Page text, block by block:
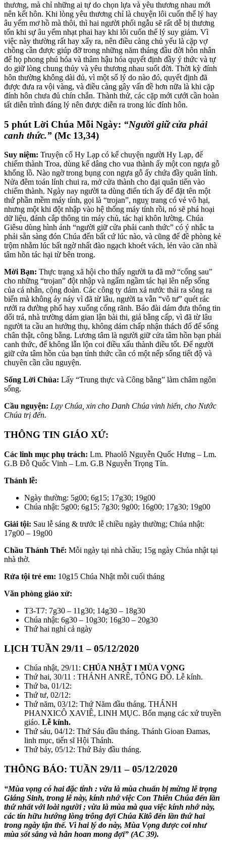
thương, mà chỉ những ai tự do chọn lựa và yêu thương nhau mới
nên kết hôn. Khi lòng yêu thương chỉ là chuyện lôi cuốn thể lý hay
âu yếm mơ hồ mà thôi, thì hai người phối ngẫu sẽ rất dễ bị thương
tổn khi sự âu yếm nhạt phai hay khi lôi cuốn thể lý suy giảm. Vì
việc này thường rất hay xẩy ra, nên điều càng chủ yếu là cặp vợ
chồng cần được giúp đỡ trong những năm tháng đầu đời hôn nhân
để họ phong phú hóa và thâm hậu hóa quyết định đầy ý thức và tự
do giữ lòng chung thủy và yêu thương nhau suốt đời. Thời kỳ đính
hôn thường không dài đủ, vì một số lý do nào đó, quyết định đã
được đưa ra vội vàng, và điều càng gây vấn đề hơn nữa là khi cặp
đính hôn chưa đủ chín chắn. Thành thử, các cặp mới cưới cần hoàn
tất diễn trình đáng lý nên được diễn ra trong lúc đính hôn.
5 phút Lời Chúa Mỗi Ngày: “Người giữ cửa phải
canh thức.” (Mc 13,34)
Suy niệm: Truyện cổ Hy Lạp có kể chuyện người Hy Lạp, để
chiếm thành Troa, dùng kế dâng cho vua thành ấy một con ngựa gỗ
khổng lồ. Nào ngờ trong bụng con ngựa gỗ ấy chứa đầy quân lính.
Nửa đêm toán lính chui ra, mở cửa thành cho đại quân tiến vào
chiếm thành. Ngày nay người ta dùng điển tích ấy để đặt tên một
thứ phần mềm máy tính, gọi là “trojan”, nguỵ trang có vẻ vô hại,
nhưng một khi đột nhập vào hệ thống máy tính rồi, nó sẽ phá hoại
dữ liệu, đánh cắp thông tin máy chủ, tác hại khôn lường. Chúa
Giêsu dùng hình ảnh “người giữ cửa phải canh thức” có ý nhắc ta
phải sẵn sàng đón Chúa đến bất cứ lúc nào, và cũng để đề phòng kẻ
trộm nhằm lúc bất ngờ nhất đào ngạch khoét vách, lẻn vào căn nhà
tâm hồn tác hại từ bên trong.
Mời Bạn: Thực trạng xã hội cho thấy người ta đã mở “cổng sau”
cho những “trojan” đột nhập và ngấm ngầm tác hại lên nếp sống
của cá nhân, cộng đoàn. Các công ty dám xả nước thải ra sông ra
biển mà không áy náy vì đã từ lâu, người ta vẫn “vô tư” quét rác
rưởi ra đường phố hay xuống cống rãnh. Báo đài dám đưa thông tin
dối trá, nhà trường dám gian lận bài thi, giả bằng cấp, vì đã từ lâu
người ta cầu an hưởng thụ, không dám chấp nhận thách đố để sống
chân thật, công bằng. Lương tâm là người giữ cửa tâm hồn bạn phải
canh thức, để không lẫn lộn coi điều xấu thành điều tốt. Để người
giữ cửa tâm hồn của bạn tỉnh thức cần có một nếp sống tiết độ và
chuyên cần cầu nguyện.
Sống Lời Chúa: Lấy “Trung thực và Công bằng” làm châm ngôn
sống.
Cầu nguyện: Lạy Chúa, xin cho Danh Chúa vinh hiển, cho Nước
Chúa trị đến.
THÔNG TIN GIÁO XỨ:
Các linh mục phụ trách: Lm. Phaolô Nguyễn Quốc Hưng – Lm.
G.B Đỗ Quốc Vinh – Lm. G.B Nguyễn Trọng Tín.
Thánh lễ:
Ngày thường: 5g00; 6g15; 17g30; 19g00
Chúa nhật: 5g00; 6g15; 7g30; 9g00; 16g00; 17g30; 19g00
Giải tội: Sau lễ sáng & trước lễ chiều ngày thường; Chúa nhật:
17g00 – 19g00
Chầu Thánh Thể: Mỗi ngày tại nhà chầu; 15g ngày Chúa nhật tại
nhà thờ.
Rửa tội trẻ em: 10g15 Chúa Nhật mỗi cuối tháng
Văn phòng giáo xứ:
T3-T7: 7g30 – 11g30; 14g30 – 18g30
Chúa nhật: 6g30 – 10g30; 16g30 – 20g30
Thứ hai nghỉ cả ngày
LỊCH TUẦN 29/11 – 05/12/2020
Chúa nhật, 29/11: CHÚA NHẬT I MÙA VỌNG
Thứ hai, 30/11 : THÁNH ANRÊ, TÔNG ĐỒ. Lễ kính.
Thứ ba, 01/12:
Thứ tư, 02/12:
Thứ năm, 03/12: Thứ Năm đầu tháng. THÁNH
PHANXICÔ XAVIÊ, LINH MỤC. Bổn mạng các xứ truyền
giáo. Lễ kính.
Thứ sáu, 04/12: Thứ Sáu đầu tháng. Thánh Gioan Đamas,
linh mục, tiến sĩ Hội Thánh.
Thứ bảy, 05/12: Thứ Bảy đầu tháng.
THÔNG BÁO: TUẦN 29/11 – 05/12/2020
“Mùa vọng có hai đặc tính : vừa là mùa chuẩn bị mừng lễ trọng
Giáng Sinh, trong lễ này, kính nhớ việc Con Thiên Chúa đến lần
thứ nhất với loài người ; vừa là mùa mà qua việc kính nhớ này,
các tín hữu hướng lòng trông đợi Chúa Kitô đến lần thứ hai
trong ngày tận thế. Vì hai lý do này, Mùa Vọng được coi như
mùa sốt sắng và hân hoan mong đợi” (AC 39).